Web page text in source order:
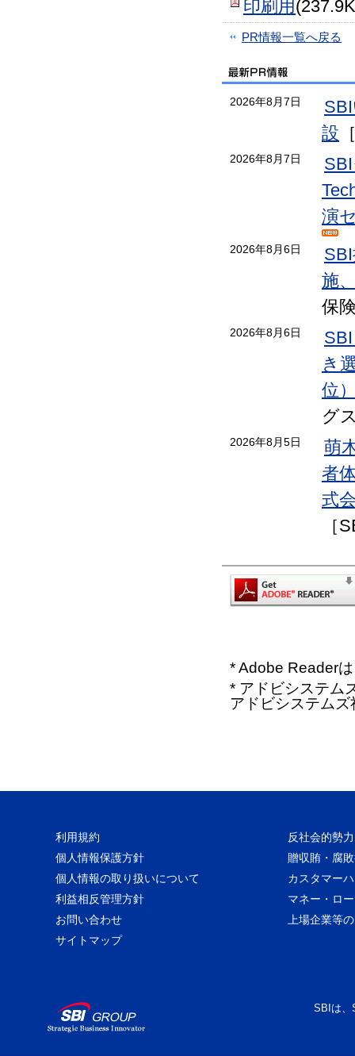
印刷用
PR情報一覧へ戻る
2026年8月7日
設
2026年8月7日
演
2026年8月6日
施
保
2026年8月6日
き
位
グ
2026年8月5日
萌
者
式
［
* Adobe Reader
* アドビシステム
アドビシステム
利用規約
反社会的勢
個人情報保護方針
贈収賄・腐
個人情報の取り扱いについて
カスタマー
利益相反管理方針
マネー・ロ
お問い合わせ
上場企業等
サイトマップ
SBIは、